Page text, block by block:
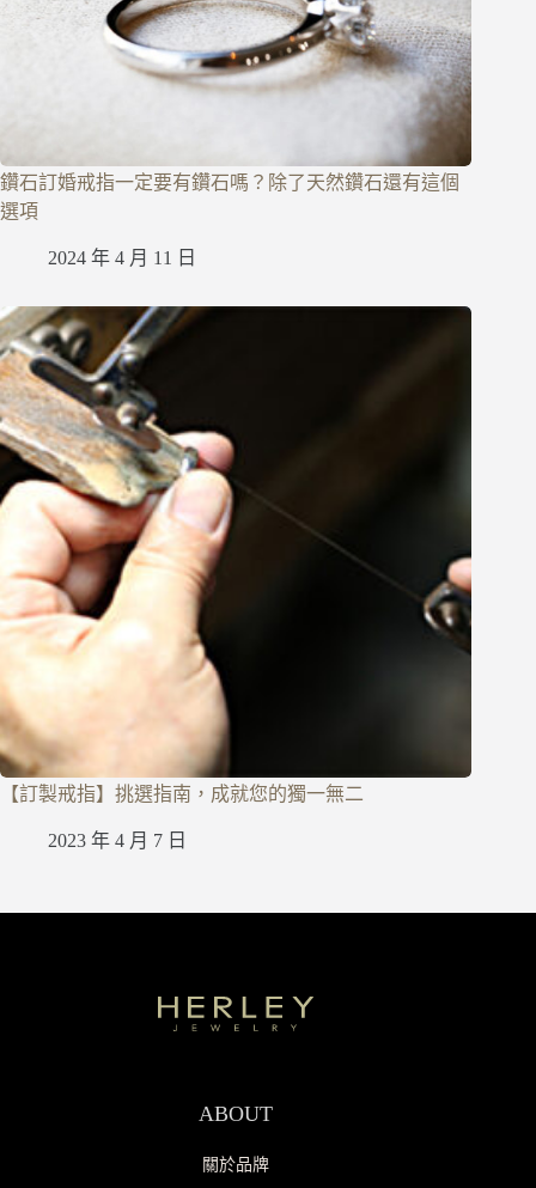
鑽石訂婚戒指一定要有鑽石嗎？除了天然鑽石還有這個
選項
2024 年 4 月 11 日
【訂製戒指】挑選指南，成就您的獨一無二
2023 年 4 月 7 日
ABOUT
關於品牌